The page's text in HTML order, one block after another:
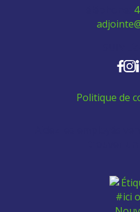
Politique de